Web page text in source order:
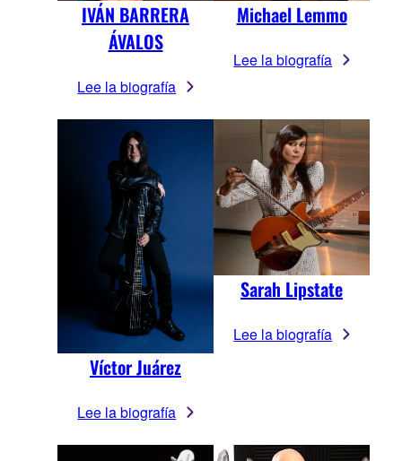
IVÁN BARRERA
ÁVALOS
Lee la biografía
Michael Lemmo
Lee la biografía
Víctor Juárez
Lee la biografía
Sarah Lipstate
Lee la biografía